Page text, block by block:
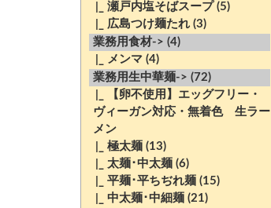
|_ 瀬戸内塩そばスープ (5)
|_ 広島つけ麺たれ (3)
業務用食材-> (4)
|_ メンマ (4)
業務用生中華麺-> (72)
|_ 【卵不使用】エッグフリー・
ヴィーガン対応・無着色 生ラー
メン
|_ 極太麺 (13)
|_ 太麺･中太麺 (6)
|_ 平麺･平ちぢれ麺 (15)
|_ 中太麺･中細麺 (21)